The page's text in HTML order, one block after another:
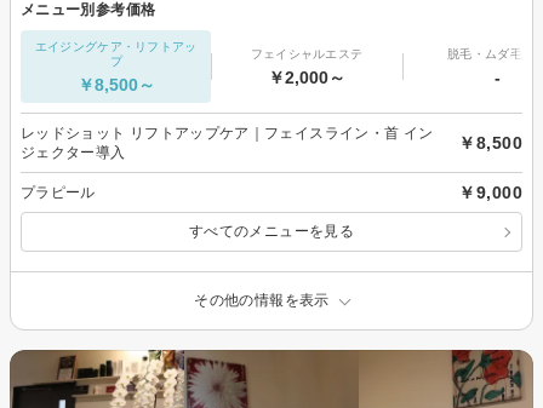
メニュー別参考価格
エイジングケア・リフトアッ
プ
￥8,500～
フェイシャルエステ
￥2,000～
脱毛・ムダ毛処
-
レッドショット リフトアップケア｜フェイスライン・首 イン
ジェクター導入
￥8,500
プラピール ￥9,000
すべてのメニューを見る
その他の情報を表示